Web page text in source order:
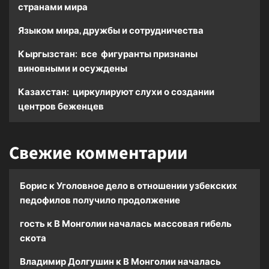
странами мира
Языком мира, дружбы и сотрудничества
Кыргызстан: все фигуранты признаны
виновными и осуждены
Казахстан: циркулируют слухи о создании
центров беженцев
Свежие комментарии
Борис кУголовное дело в отношении узбекских
педофилов получило продолжение
гость к В Монголии началась массовая гибель
скота
Владимир Долгушин к В Монголии началась